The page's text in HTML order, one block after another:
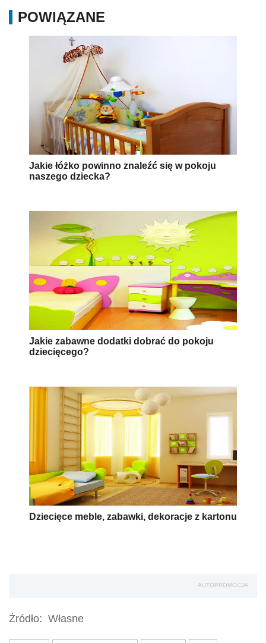
POWIĄZANE
Jakie łóżko powinno znaleźć się w pokoju
naszego dziecka?
Jakie zabawne dodatki dobrać do pokoju
dziecięcego?
Dziecięce meble, zabawki, dekoracje z kartonu
AUTOPROMOCJA
Źródło: Własne